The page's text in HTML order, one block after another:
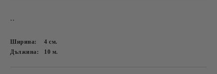
..
Ширина: 4см.
Дължина:
10 м.